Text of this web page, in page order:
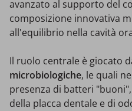
avanzato al supporto del
composizione innovativa
all'equilibrio nella cavità
Il ruolo centrale è giocato
microbiologiche, le quali
presenza di batteri
della placca dentale e di